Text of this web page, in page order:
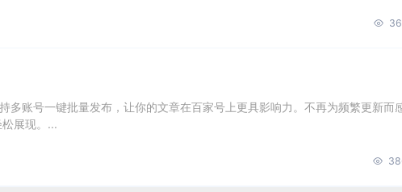
多账号一键批量发布，让你的文章在百家号上更具影响力。不再为频繁更新而
展现。...